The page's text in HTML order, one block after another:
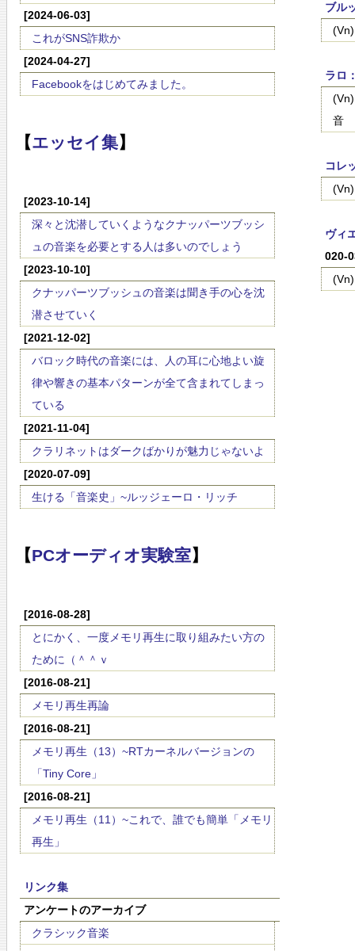
[2024-06-03]
これがSNS詐欺か
[2024-04-27]
Facebookをはじめてみました。
【エッセイ集】
[2023-10-14]
深々と沈潜していくようなクナッパーツブッシ
ュの音楽を必要とする人は多いのでしょう
[2023-10-10]
クナッパーツブッシュの音楽は聞き手の心を沈
潜させていく
[2021-12-02]
バロック時代の音楽には、人の耳に心地よい旋
律や響きの基本パターンが全て含まれてしまっ
ている
[2021-11-04]
クラリネットはダークばかりが魅力じゃないよ
[2020-07-09]
生ける「音楽史」~ルッジェーロ・リッチ
【PCオーディオ実験室】
[2016-08-28]
とにかく、一度メモリ再生に取り組みたい方の
ために（＾＾ｖ
[2016-08-21]
メモリ再生再論
[2016-08-21]
メモリ再生（13）~RTカーネルバージョンの
「Tiny Core」
[2016-08-21]
メモリ再生（11）~これで、誰でも簡単「メモリ
再生」
リンク集
アンケートのアーカイブ
クラシック音楽
ブル
ラロ
音
コレ
ヴィ
020-